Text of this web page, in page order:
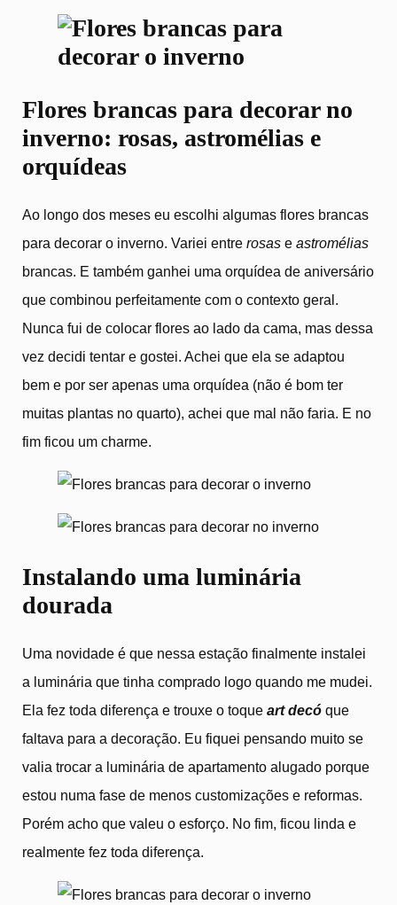
Flores brancas para decorar no
inverno: rosas, astromélias e
orquídeas
Ao longo dos meses eu escolhi algumas flores brancas
para decorar o inverno. Variei entre rosas e astromélias
brancas. E também ganhei uma orquídea de aniversário
que combinou perfeitamente com o contexto geral.
Nunca fui de colocar flores ao lado da cama, mas dessa
vez decidi tentar e gostei. Achei que ela se adaptou
bem e por ser apenas uma orquídea (não é bom ter
muitas plantas no quarto), achei que mal não faria. E no
fim ficou um charme.
Instalando uma luminária
dourada
Uma novidade é que nessa estação finalmente instalei
a luminária que tinha comprado logo quando me mudei.
Ela fez toda diferença e trouxe o toque art decó que
faltava para a decoração. Eu fiquei pensando muito se
valia trocar a luminária de apartamento alugado porque
estou numa fase de menos customizações e reformas.
Porém acho que valeu o esforço. No fim, ficou linda e
realmente fez toda diferença.